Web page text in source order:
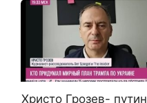
Христо Грозев- путин